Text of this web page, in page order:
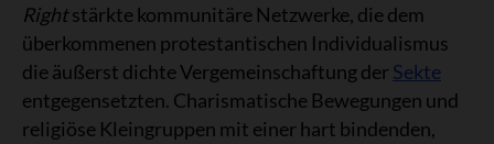
Rightstärkte kommunitäre Netzwerke, die dem
überkommenen protestantischen Individualismus
die äußerst dichte Vergemeinschaftung derSekte
entgegensetzten. Charismatische Bewegungen und
religiöse Kleingruppen mit einer hart bindenden,